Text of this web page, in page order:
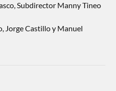
Subdirector Manny Tineo
Jorge Castillo y Manuel